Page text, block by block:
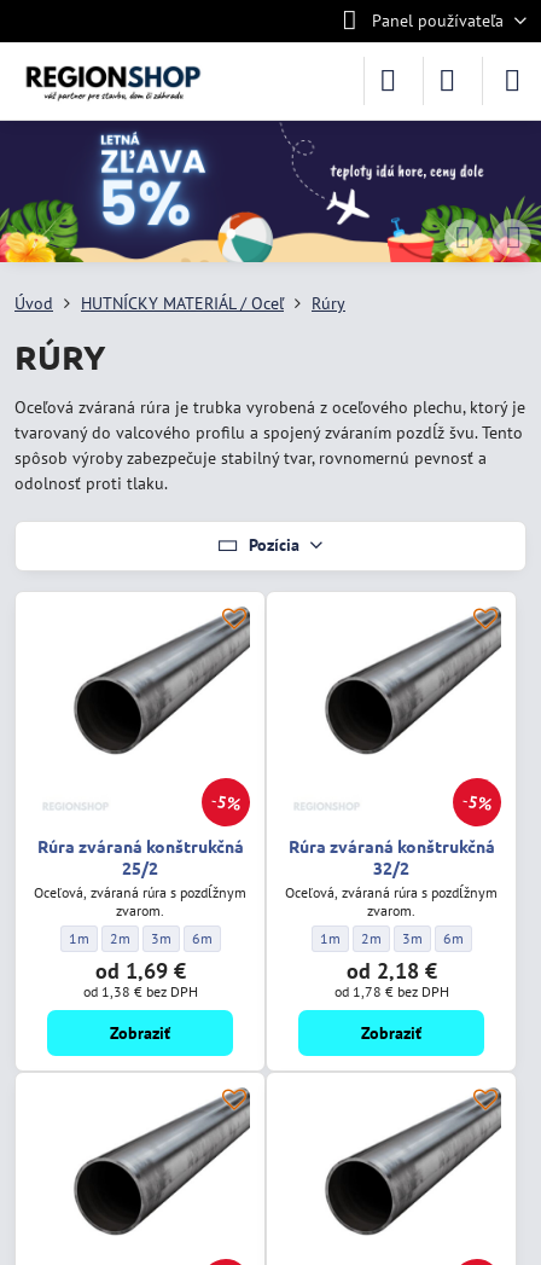
Panel používateľa
Úvod HUTNÍCKY MATERIÁL / Oceľ Rúry
RÚRY
Oceľová zváraná rúra je trubka vyrobená z oceľového plechu, ktorý je
tvarovaný do valcového profilu a spojený zváraním pozdĺž švu. Tento
spôsob výroby zabezpečuje stabilný tvar, rovnomernú pevnosť a
odolnosť proti tlaku.
Pozícia
5%
Rúra zváraná konštrukčná
25/2
Oceľová, zváraná rúra s pozdĺžnym
zvarom.
Rúra zváraná konštrukčná 25/2 - Dĺžka:
1m Rúra zváraná konštrukčná 25/2 - Dĺžka:
2m Rúra zváraná konštrukčná 25/2 - Dĺžka:
3m Rúra zváraná konštrukčná 25/2 - Dĺžka:
6m
od 1,69 €
od 1,38 € bez DPH
Zobraziť
5%
Rúra zváraná konštrukčná
32/2
Oceľová, zváraná rúra s pozdĺžnym
zvarom.
Rúra zváraná konštrukčná 32/2 -
1m Rúra zváraná konštrukčná
2m Rúra zváraná
3m Rúra zváraná
6m
od 2,18 €
od 1,78 € bez DPH
Zobraziť